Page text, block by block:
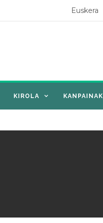
Euskera
KIROLA KANPAINAK